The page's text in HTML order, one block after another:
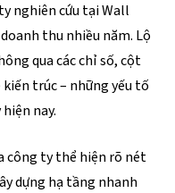
nghiên cứu tại Wall
thu nhiều năm. Lộ
qua các chỉ số, cột
trúc – những yếu tố
nay.
công ty thể hiện rõ nét
dựng hạ tầng nhanh